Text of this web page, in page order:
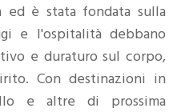
ed è stata fondata sulla
e l'ospitalità debbano
e duraturo sul corpo,
Con destinazioni in
e altre di prossima